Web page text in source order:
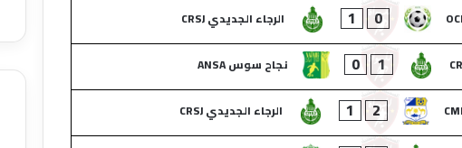
0
1
الرجاء الجديدي CRSJ
1
0
نجاح سوس ANSA
2
1
الرجاء الجديدي CRSJ